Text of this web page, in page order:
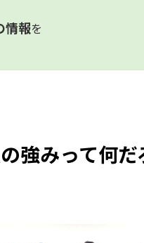
情報を
強みって何だ